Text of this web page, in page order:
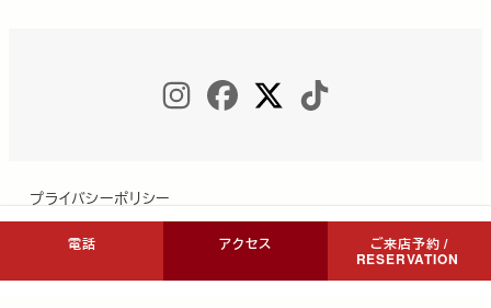
INSTAGRAM
FACEBOOK
TWITTER
プライバシーポリシー
Copyright © COCON NIKKO All Rights Reserved.
電話 アクセス ご来店予約 /
RESERVATION